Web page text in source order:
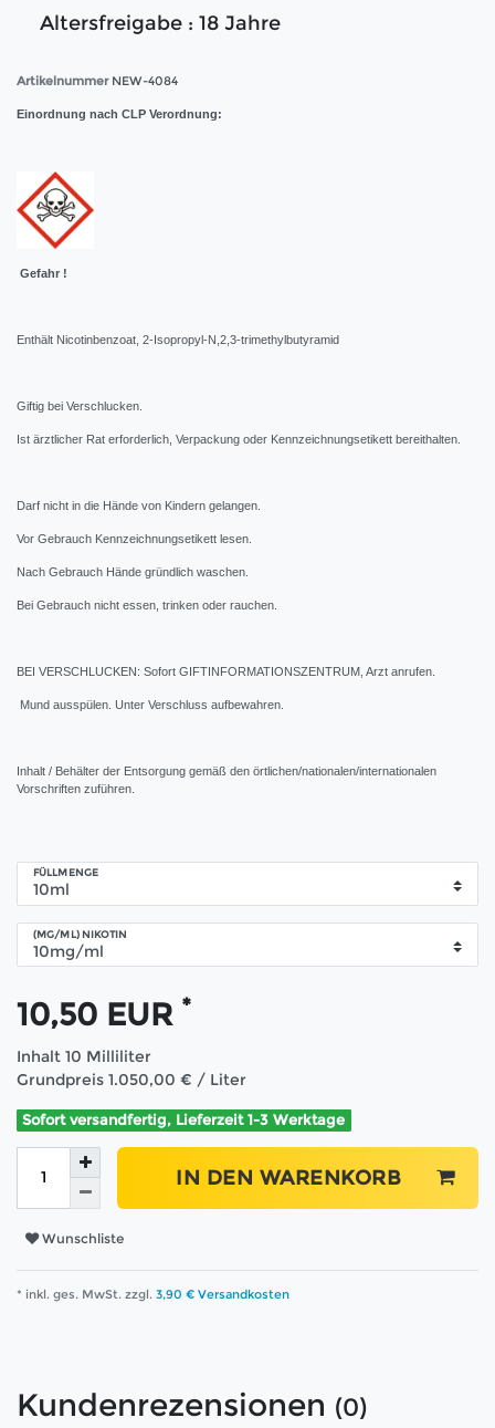
Altersfreigabe : 18 Jahre
Artikelnummer NEW-4084
Einordnung nach CLP Verordnung:
Gefahr !
Enthält Nicotinbenzoat, 2-Isopropyl-N,2,3-trimethylbutyramid
Giftig bei Verschlucken.
Ist ärztlicher Rat erforderlich, Verpackung oder Kennzeichnungsetikett bereithalten.
Darf nicht in die Hände von Kindern gelangen.
Vor Gebrauch Kennzeichnungsetikett lesen.
Nach Gebrauch Hände gründlich waschen.
Bei Gebrauch nicht essen, trinken oder rauchen.
BEI VERSCHLUCKEN: Sofort GIFTINFORMATIONSZENTRUM, Arzt anrufen.
Mund ausspülen. Unter Verschluss aufbewahren.
Inhalt / Behälter der Entsorgung gemäß den örtlichen/nationalen/internationalen
Vorschriften zuführen.
FÜLLMENGE
(MG/ML) NIKOTIN
10,50 EUR *
Inhalt 10 Milliliter
Grundpreis 1.050,00 € / Liter
Sofort versandfertig, Lieferzeit 1-3 Werktage
IN DEN WARENKORB
Wunschliste
* inkl. ges. MwSt. zzgl. 3,90 € Versandkosten
Kundenrezensionen (0)